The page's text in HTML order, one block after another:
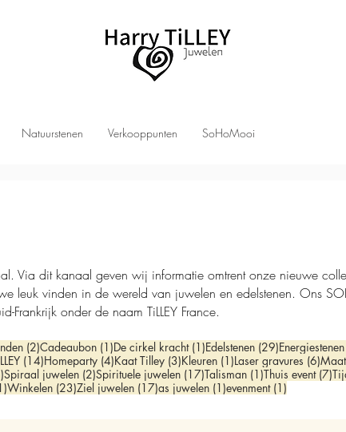
Natuurstenen Verkooppunten SoHoMooi
dit kanaal geven wij informatie omtrent onze nieuwe
leuk vinden in de wereld van juwelen en edelstenen. Ons
onder de naam TiLLEY France.
(2)2 posts
Cadeaubon (1)1 post
De cirkel kracht (1)1 post
Edelstenen (29)29 posts
Energiestenen
(14)14 posts
Homeparty (4)4 posts
Kaat Tilley (3)3 posts
Kleuren (1)1 post
Laser gravures (6)6
2 posts
Spiraal juwelen (2)2 posts
Spirituele juwelen (17)17 posts
Talisman (1)1 post
Thuis event (7)7
1 post
Winkelen (23)23 posts
Ziel juwelen (17)17 posts
as juwelen (1)1 post
evenment (1)